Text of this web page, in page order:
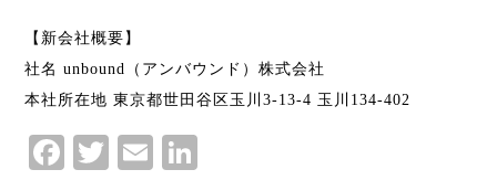
【新会社概要】
社名 unbound（アンバウンド）株式会社
本社所在地 東京都世田谷区玉川3-13-4 玉川134-402